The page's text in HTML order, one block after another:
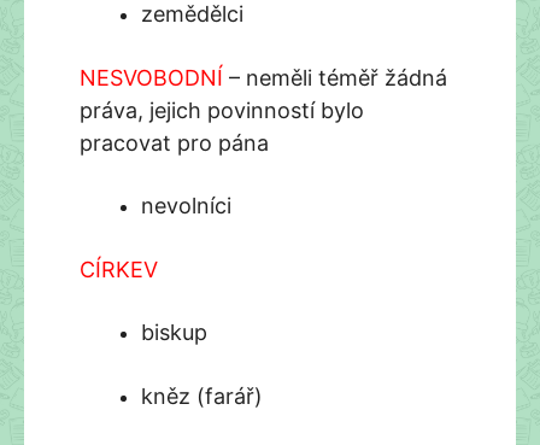
zemědělci
NESVOBODNÍ – neměli téměř žádná
práva, jejich povinností bylo
pracovat pro pána
nevolníci
CÍRKEV
biskup
kněz (farář)